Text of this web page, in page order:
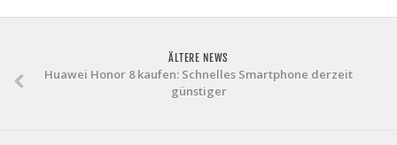
ÄLTERE NEWS
Huawei Honor 8 kaufen: Schnelles Smartphone derzeit
günstiger